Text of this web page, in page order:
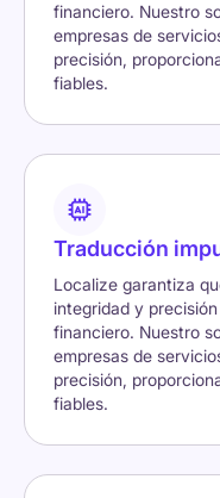
financiero. Nuestro
empresas de
precisión,
fiables.
Traducción
Localize garantiza
integridad y
financiero. Nuestro
empresas de
precisión,
fiables.